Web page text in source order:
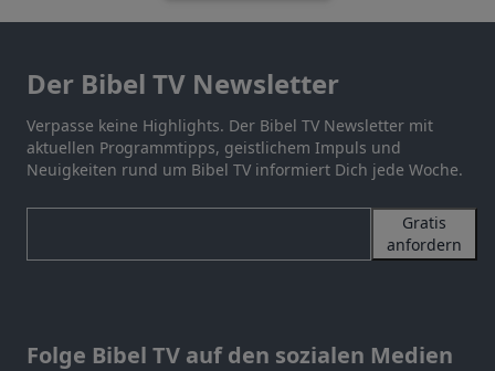
Der Bibel TV Newsletter
Verpasse keine Highlights. Der Bibel TV Newsletter mit
aktuellen Programmtipps, geistlichem Impuls und
Neuigkeiten rund um Bibel TV informiert Dich jede Woche.
Gratis
anfordern
Folge Bibel TV auf den sozialen Medien